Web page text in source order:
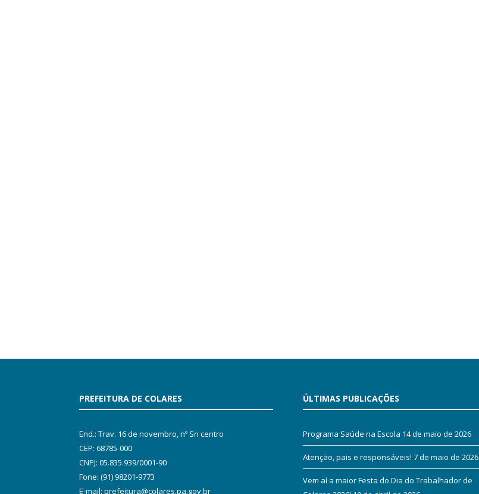
PREFEITURA DE COLARES
End.: Trav. 16 de novembro, nº Sn centro
CEP: 68785-000
CNPJ: 05.835.939/0001-90
Fone: (91) 98201-9773
E-mail: prefeitura@colares.pa.gov.br
ÚLTIMAS PUBLICAÇÕES
Programa Saúde na Escola 14 de maio de 2026
Atenção, pais e responsáveis! 7 de maio de 2026
Vem aí a maior Festa do Dia do Trabalhador de